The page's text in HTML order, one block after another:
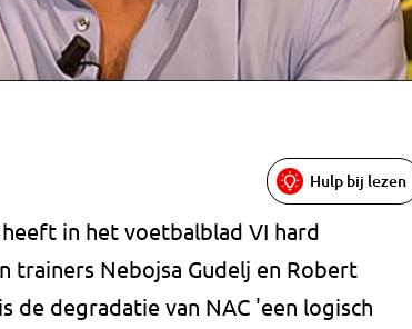
Hulp bij lezen
in het voetbalblad VI hard
trainers Nebojsa Gudelj en Robert
de degradatie van NAC 'een logisch